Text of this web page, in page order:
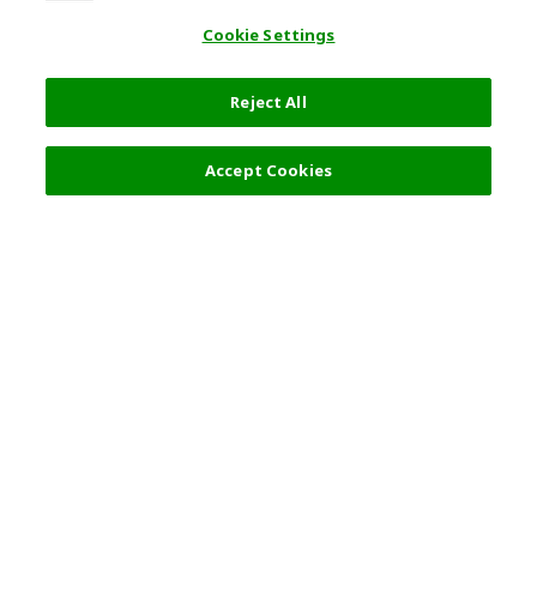
Cookie Settings
Reject All
Accept Cookies